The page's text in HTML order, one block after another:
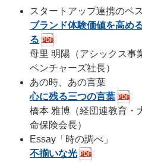
スタートアップ連携のベ
ブランド体験価値を高め
る
母里 明陽 （アシックス事
ベンチャーズ社長）
あの時、あの言葉
心に残る三つの言葉
橋本 雅博 （経団連教育
命保険会長）
Essay「時の調べ」
不揃いな光